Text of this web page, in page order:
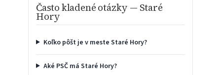
Často kladené otázky — Staré
Hory
Koľko pôšt je v meste Staré Hory?
Aké PSČ má Staré Hory?